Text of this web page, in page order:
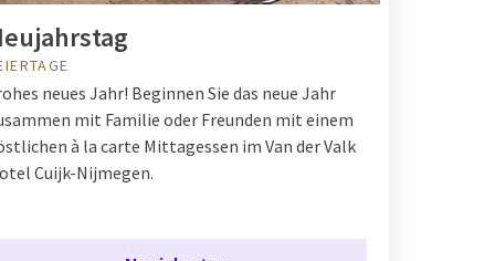
neues Jahr! Beginnen Sie das neue Jahr
mit Familie oder Freunden mit einem
à la carte Mittagessen im Van der Valk
Cuijk-Nijmegen.